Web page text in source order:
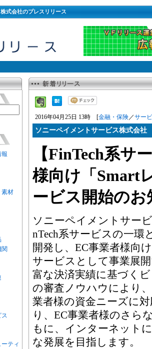
式会社のプレスリリース
報
素材
関
ス
ティ
2016年04月25日 13時 [金融・保険／サー
ソニーペイメントサービス株式会社
【FinTech系サ
様向け「Smart
ービス開始のお
ソニーペイメントサー
nTech系サービスの一
開発し、EC事業者様向
サービスとして事業展
富な決済実績に基づく
の審査ノウハウにより
業者様の資金ニーズに
り、EC事業者様のさら
もに、インターネット
な発展を目指します。